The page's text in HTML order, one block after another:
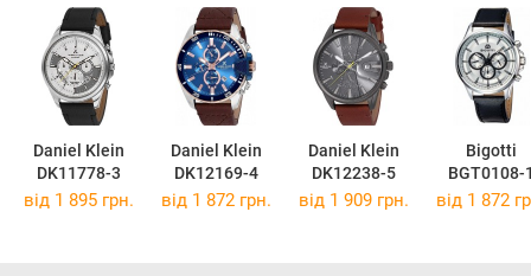
Daniel Klein
DK11778-3
Daniel Klein
DK12169-4
Daniel Klein
DK12238-5
Bigotti
BGT0108-
від 1 895 грн. від 1 872 грн. від 1 909 грн. від 1 872